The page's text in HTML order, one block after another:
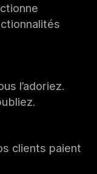
l’adoriez.
clients paient